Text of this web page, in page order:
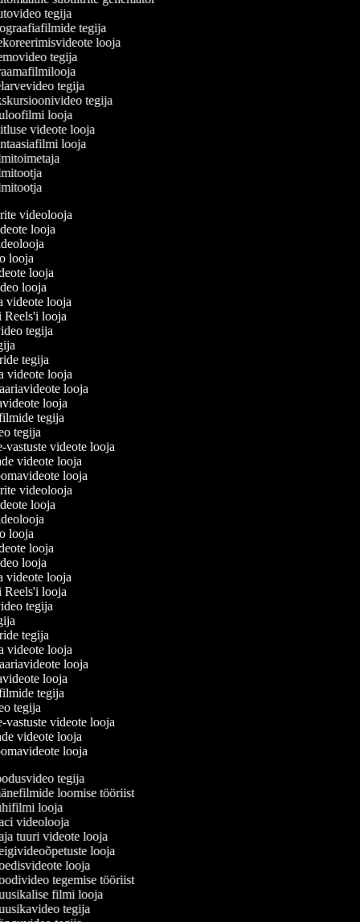
tegija
tegija
looja
tegija
tegija
tegija
looja
videote looja
looja
videolooja
looja
looja
looja
looja
videote looja
Reels'i looja
tegija
tegija
videote looja
looja
looja
tegija
tegija
vastuste videote looja
videote looja
looja
videolooja
looja
looja
looja
looja
videote looja
Reels'i looja
tegija
tegija
videote looja
looja
looja
tegija
tegija
vastuste videote looja
videote looja
looja
tegija
loomise tööriist
looja
videolooja
tuuri videote looja
looja
looja
tegemise tööriist
filmi looja
tegija